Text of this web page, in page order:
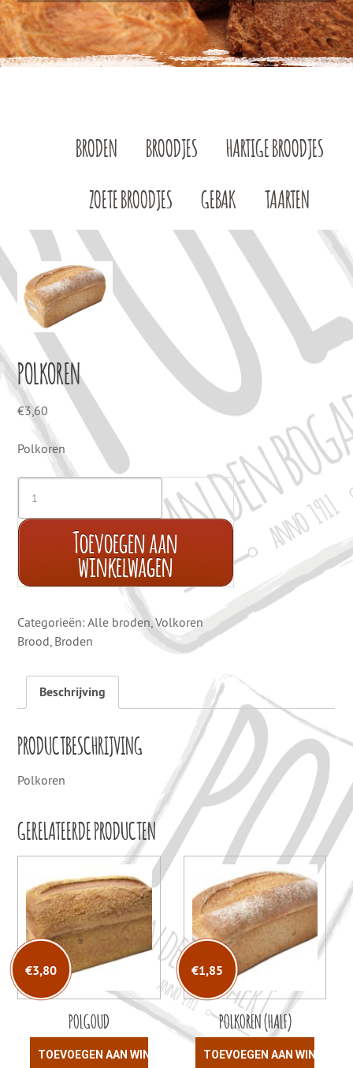
BRODEN BROODJES HARTIGE BROODJES
ZOETE BROODJES GEBAK TAARTEN
POLKOREN
€3,60
Polkoren
Toevoegen aan
winkelwagen
Categorieën:Alle broden,Volkoren
Brood, Broden
Beschrijving
PRODUCTBESCHRIJVING
Polkoren
GERELATEERDE PRODUCTEN
POLGOUD
€3,80
TOEVOEGEN AAN WINKELWAGEN
POLKOREN (HALF)
€1,85
TOEVOEGEN AAN